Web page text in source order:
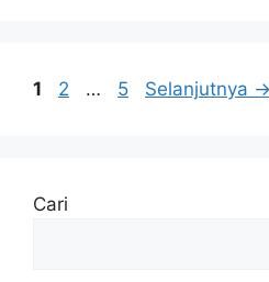
Halaman
1 Halaman
2 … Halaman
5 Selanjutnya →
Cari